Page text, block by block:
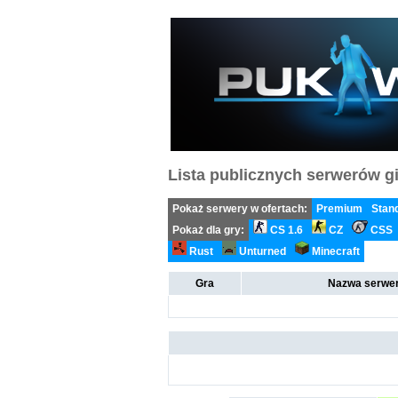
Lista publicznych serwerów
Pokaż serwery w ofertach: Premium
Pokaż dla gry:
CS 1.6 CZ
CSS
Rust
Unturned Minecraft
Gra Nazwa